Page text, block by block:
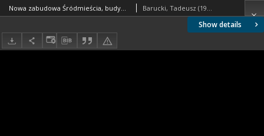
Show details
Nowa zabudowa Śródmieścia, budynek mieszkalny czterokondygnacyjny, widok od strony ulicy, Słupsk Barucki, Tadeusz (1922- ). Fotograf